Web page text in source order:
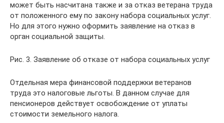
может быть насчитана также и за отказ ветерана труда
от положенного ему по закону набора социальных услуг.
Но для этого нужно оформить заявление на отказ в
орган социальной защиты.
Рис. 3. Заявление об отказе от набора социальных услуг
Отдельная мера финансовой поддержки ветеранов
труда это налоговые льготы. В данном случае для
пенсионеров действует освобождение от уплаты
стоимости земельного налога.